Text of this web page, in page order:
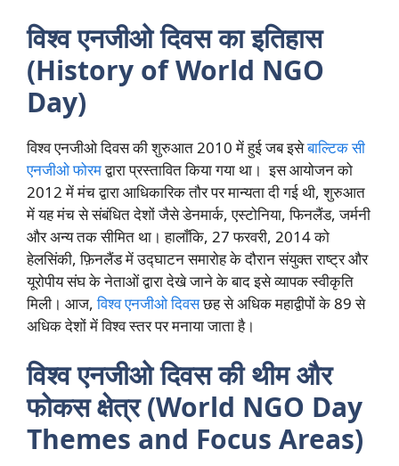
विश्व एनजीओ दिवस का इतिहास
(History of World NGO
Day)
विश्व एनजीओ दिवस की शुरुआत 2010 में हुई जब इसेबाल्टिक सी
एनजीओ फोरमद्वारा प्रस्तावित किया गया था। इस आयोजन को
2012 में मंच द्वारा आधिकारिक तौर पर मान्यता दी गई थी, शुरुआत
में यह मंच से संबंधित देशों जैसे डेनमार्क, एस्टोनिया, फिनलैंड, जर्मनी
और अन्य तक सीमित था। हालाँकि, 27 फरवरी, 2014 को
हेलसिंकी, फ़िनलैंड में उद्घाटन समारोह के दौरान संयुक्त राष्ट्र और
यूरोपीय संघ के नेताओं द्वारा देखे जाने के बाद इसे व्यापक स्वीकृति
मिली। आज,विश्व एनजीओ दिवसछह से अधिक महाद्वीपों के 89 से
अधिक देशों में विश्व स्तर पर मनाया जाता है।
विश्व एनजीओ दिवस की थीम और
फोकस क्षेत्र (World NGO Day
Themes and Focus Areas)